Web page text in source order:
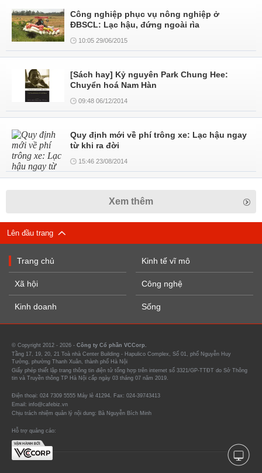
Công nghiệp phục vụ nông nghiệp ở
ĐBSCL: Lạc hậu, đứng ngoài rìa
10:05 29/06/2015
[Sách hay] Kỷ nguyên Park Chung Hee:
Chuyển hoá Nam Hàn
09:48 06/12/2014
Quy định mới về phí trông xe: Lạc hậu ngay
từ khi ra đời
15:46 23/08/2014
Xem thêm
Lên đầu trang
Trang chủ
Xã hội
Kinh doanh
Kinh tế vĩ mô
Công nghệ
Sống
© Copyright 2012 - 2026 - Công ty Cổ phần VCCorp.
Tầng 17, 19, 20, 21 Toà nhà Center Building - Hapulico Complex, Số 01, phố Nguyễn Huy
Tưởng, phường Thanh Xuân, thành phố Hà Nội
Giấy phép thiết lập trang thông tin điện tử tổng hợp trên internet số 3321/GP-TTĐT do Sở Thông
tin và Truyền thông TP Hà Nội cấp ngày 03 tháng 07 năm 2019.
Điện thoại: 024 7309 5555 Máy lẻ 41294. Fax: 024-39743413
Email: info@cafebiz.vn
Chịu trách nhiệm quản lý nội dung: Bà Nguyễn Bích Minh
Hỗ trợ quảng cáo: